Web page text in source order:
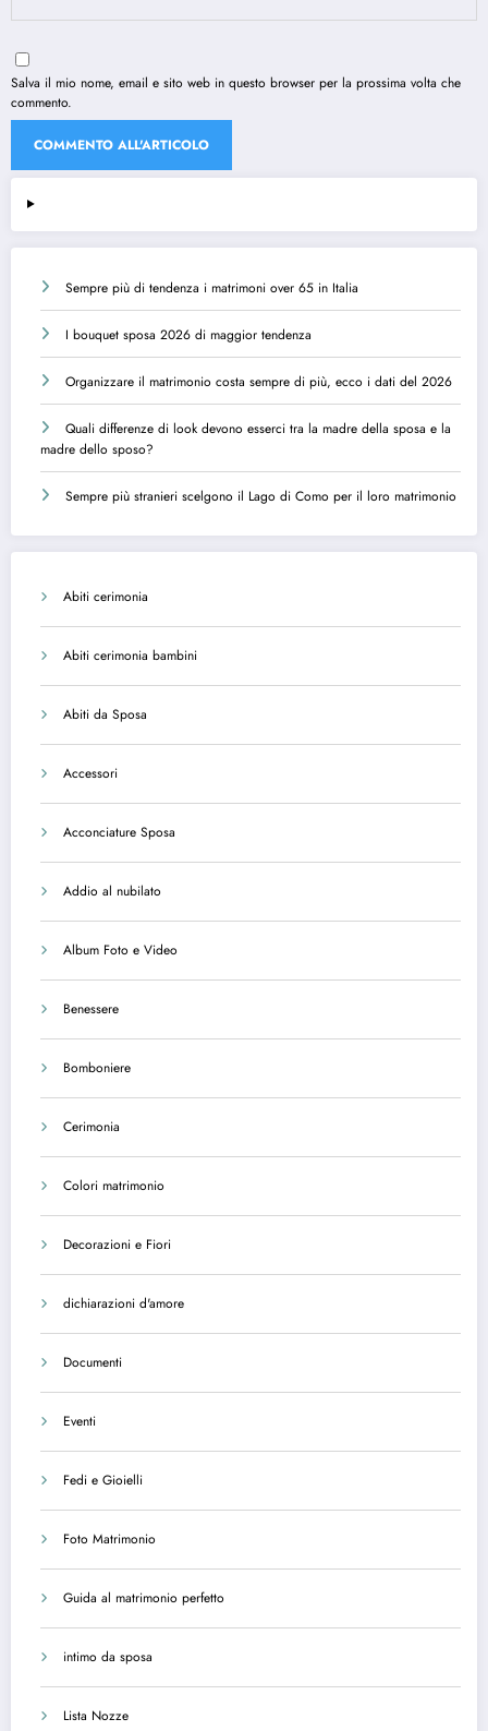
Salva il mio nome, email e sito web in questo browser per la prossima volta che
commento.
Sempre più di tendenza i matrimoni over 65 in Italia
I bouquet sposa 2026 di maggior tendenza
Organizzare il matrimonio costa sempre di più, ecco i dati del 2026
Quali differenze di look devono esserci tra la madre della sposa e la
madre dello sposo?
Sempre più stranieri scelgono il Lago di Como per il loro matrimonio
Abiti cerimonia
Abiti cerimonia bambini
Abiti da Sposa
Accessori
Acconciature Sposa
Addio al nubilato
Album Foto e Video
Benessere
Bomboniere
Cerimonia
Colori matrimonio
Decorazioni e Fiori
dichiarazioni d'amore
Documenti
Eventi
Fedi e Gioielli
Foto Matrimonio
Guida al matrimonio perfetto
intimo da sposa
Lista Nozze